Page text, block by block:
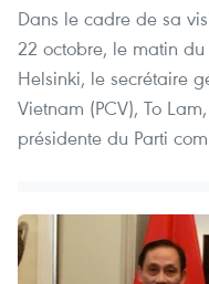
Dans le cadre de sa
22 octobre, le matin
Helsinki, le secrétaire
Vietnam (PCV), To
présidente du Parti